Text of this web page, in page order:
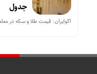
جدول
اکوایران: قیمت طلا و سکه در